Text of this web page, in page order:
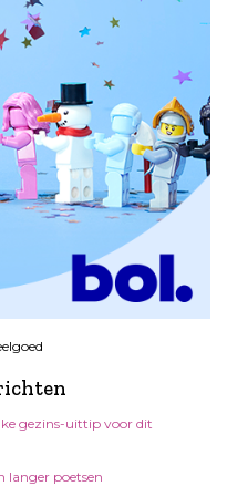
gezins-uittip voor dit
langer poetsen